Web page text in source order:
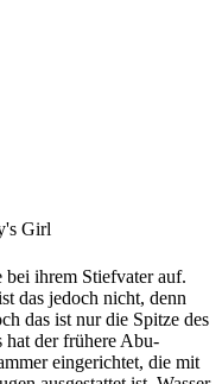
Girl
ihrem Stiefvater auf.
das jedoch nicht, denn
das ist nur die Spitze des
hat der frühere Abu-
eingerichtet, die mit